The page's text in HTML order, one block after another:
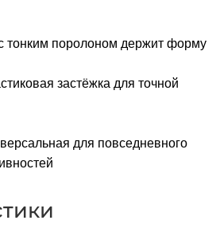
тонким поролоном держит форму
застёжка для точной
для повседневного